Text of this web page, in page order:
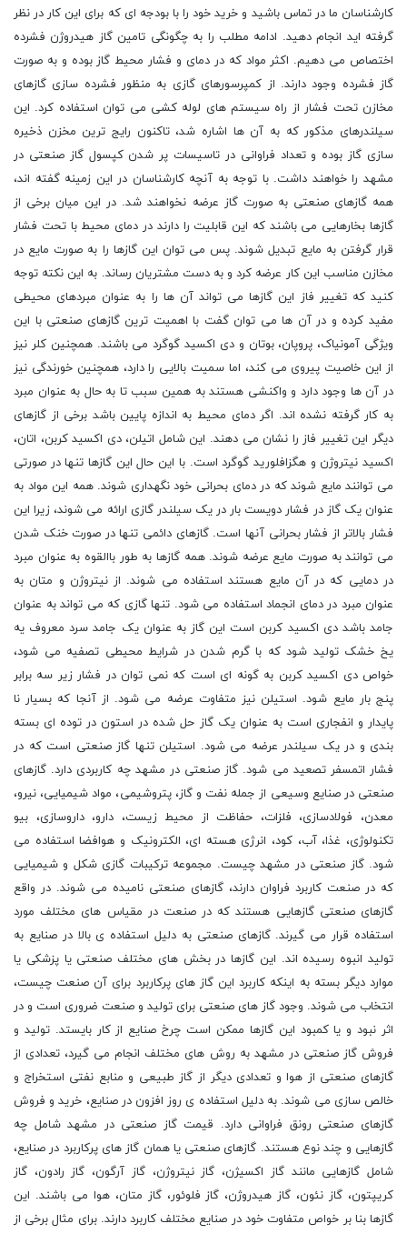
کارشناسان ما در تماس باشید و خرید خود را با بودجه ای که برای این کار در نظر
گرفته اید انجام دهید. ادامه مطلب را به چگونگی تامین گاز هیدروژن فشرده
اختصاص می دهیم. اکثر مواد که در دمای و فشار محیط گاز بوده و به صورت
گاز فشرده وجود دارند. از کمپرسورهای گازی به منظور فشرده سازی گازهای
مخازن تحت فشار از راه سیستم های لوله کشی می توان استفاده کرد. این
سیلندرهای مذکور که به آن ها اشاره شد، تاکنون رایج ترین مخزن ذخیره
سازی گاز بوده و تعداد فراوانی در تاسیسات پر شدن کپسول گاز صنعتی در
مشهد را خواهند داشت. با توجه به آنچه کارشناسان در این زمینه گفته اند،
همه گازهای صنعتی به صورت گاز عرضه نخواهند شد. در این میان برخی از
گازها بخارهایی می باشند که این قابلیت را دارند در دمای محیط با تحت فشار
قرار گرفتن به مایع تبدیل شوند. پس می توان این گازها را به صورت مایع در
مخازن مناسب این کار عرضه کرد و به دست مشتریان رساند. به این نکته توجه
کنید که تغییر فاز این گازها می تواند آن ها را به عنوان مبردهای محیطی
مفید کرده و در آن ها می توان گفت با اهمیت ترین گازهای صنعتی با این
ویژگی آمونیاک، پروپان، بوتان و دی اکسید گوگرد می باشند. همچنین کلر نیز
از این خاصیت پیروی می کند، اما سمیت بالایی را دارد، همچنین خورندگی نیز
در آن ها وجود دارد و واکنشی هستند به همین سبب تا به حال به عنوان مبرد
به کار گرفته نشده اند. اگر دمای محیط به اندازه پایین باشد برخی از گازهای
دیگر این تغییر فاز را نشان می دهند. این شامل اتیلن، دی اکسید کربن، اتان،
اکسید نیتروژن و هگزافلورید گوگرد است. با این حال این گازها تنها در صورتی
می توانند مایع شوند که در دمای بحرانی خود نگهداری شوند. همه این مواد به
عنوان یک گاز در فشار دویست بار در یک سیلندر گازی ارائه می شوند، زیرا این
فشار بالاتر از فشار بحرانی آنها است. گازهای دائمی تنها در صورت خنک شدن
می توانند به صورت مایع عرضه شوند. همه گازها به طور باالقوه به عنوان مبرد
در دمایی که در آن مایع هستند استفاده می شوند. از نیتروژن و متان به
عنوان مبرد در دمای انجماد استفاده می شود. تنها گازی که می تواند به عنوان
جامد باشد دی اکسید کربن است این گاز به عنوان یک جامد سرد معروف یه
یخ خشک تولید شود که با گرم شدن در شرایط محیطی تصفیه می شود،
خواص دی اکسید کربن به گونه ای است که نمی توان در فشار زیر سه برابر
پنج بار مایع شود. استیلن نیز متفاوت عرضه می شود. از آنجا که بسیار نا
پایدار و انفجاری است به عنوان یک گاز حل شده در استون در توده ای بسته
بندی و در یک سیلندر عرضه می شود. استیلن تنها گاز صنعتی است که در
فشار اتمسفر تصعید می شود. گاز صنعتی در مشهد چه کاربردی دارد. گازهای
صنعتی در صنایع وسیعی از جمله نفت و گاز، پتروشیمی، مواد شیمیایی، نیرو،
معدن، فولادسازی، فلزات، حفاظت از محیط زیست، دارو، داروسازی، بیو
تکنولوژی، غذا، آب، کود، انرژی هسته ای، الکترونیک و هوافضا استفاده می
شود. گاز صنعتی در مشهد چیست. مجموعه ترکیبات گازی شکل و شیمیایی
که در صنعت کاربرد فراوان دارند، گازهای صنعتی نامیده می شوند. در واقع
گازهای صنعتی گازهایی هستند که در صنعت در مقیاس های مختلف مورد
استفاده قرار می گیرند. گازهای صنعتی به دلیل استفاده ی بالا در صنایع به
تولید انبوه رسیده اند. این گازها در بخش های مختلف صنعتی یا پزشکی یا
موارد دیگر بسته به اینکه کاربرد این گاز های پرکاربرد برای آن صنعت چیست،
انتخاب می شوند. وجود گاز های صنعتی برای تولید و صنعت ضروری است و در
اثر نبود و یا کمبود این گازها ممکن است چرخ صنایع از کار بایستد. تولید و
فروش گاز صنعتی در مشهد به روش های مختلف انجام می گیرد، تعدادی از
گازهای صنعتی از هوا و تعدادی دیگر از گاز طبیعی و منابع نفتی استخراج و
خالص سازی می شوند. به دلیل استفاده ی روز افزون در صنایع، خرید و فروش
گازهای صنعتی رونق فراوانی دارد. قیمت گاز صنعتی در مشهد شامل چه
گازهایی و چند نوع هستند. گازهای صنعتی یا همان گاز های پرکاربرد در صنایع،
شامل گازهایی مانند گاز اکسیژن، گاز نیتروژن، گاز آرگون، گاز رادون، گاز
کریپتون، گاز نئون، گاز هیدروژن، گاز فلوئور، گاز متان، هوا می باشند. این
گازها بنا بر خواص متفاوت خود در صنایع مختلف کاربرد دارند. برای مثال برخی از